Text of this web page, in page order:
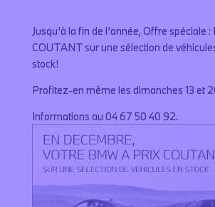
Jusqu’à la fin de l’année, Offre spéciale :
COUTANT sur une sélection de
stock!
Profitez-en même les dimanches 13 et
Informations au 04 67 50 40 92.